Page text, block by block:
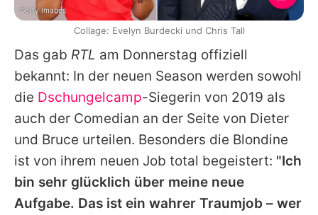
Das gab RTL am Donnerstag offiziell
bekannt: In der neuen Season werden sowohl
die Dschungelcamp-Siegerin von 2019 als
auch der Comedian an der Seite von Dieter
und Bruce urteilen. Besonders die Blondine
ist von ihrem neuen Job total begeistert: "Ich
bin sehr glücklich über meine neue
Aufgabe. Das ist ein wahrer Traumjob – wer
Getty Images
Collage: Evelyn Burdecki und Chris Tall